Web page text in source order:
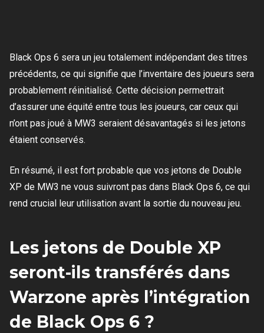
Black Ops 6 sera un jeu totalement indépendant des titres
précédents, ce qui signifie que l’inventaire des joueurs sera
probablement réinitialisé. Cette décision permettrait
d’assurer une équité entre tous les joueurs, car ceux qui
n’ont pas joué à MW3 seraient désavantagés si les jetons
étaient conservés.
En résumé, il est fort probable que vos jetons de Double
XP de MW3 ne vous suivront pas dans Black Ops 6, ce qui
rend crucial leur utilisation avant la sortie du nouveau jeu.
Les jetons de Double XP
seront-ils transférés dans
Warzone après l’intégration
de Black Ops 6 ?